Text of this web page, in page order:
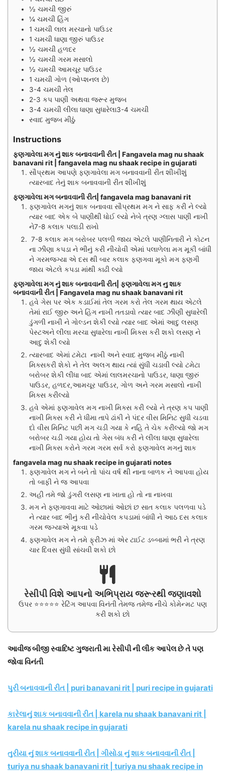
½ ચમચી જીરું
¼ ચમચી હિંગ
1 ચમચી લાલ મરચાનો પાઉડર
1 ચમચી ધાણા જીરું પાઉડર
½ ચમચી હળદર
½ ચમચી ગરમ મસાલો
½ ચમચી આમચૂર પાઉડર
1 ચમચી ગોળ (ઓપ્શનલ છે)
3-4 ચમચી તેલ
2-3 કપ પાણી અથવા જરૂર મુજબ
3-4 ચમચી લીલા ધાણા સુધારેલા3-4 ચમચી
સ્વાદ મુજબ મીઠું
Instructions
ફણગાવેલા મગ નું શાક બનાવવાની રીત | Fangavela mag nu shaak
banavani rit | fangavela mag nu shaak recipe in gujarati
સૌપ્રથમ આપણે ફણગાવેલા મગ બનાવવાની રીત શીખીશું
ત્યારબાદ તેનું શાક બનાવવાની રીત શીખીશું
ફણગાવેલા મગ બનાવવાની રીત| fangavela mag banavani rit
ફણગાવેલ મગનું શાક બનાવવા સૌપ્રથમ મગ ને સાફ કરી ને લ્યો
ત્યાર બાદ એક બે પાણીથી ધોઈ લ્યો નેબે ત્રણ ગ્લાસ પાણી નાખી
ને7-8 કલાક પલાડી રાખો
7-8 કલાક મગ બરોબર પલળી જાય એટલે પાણીનિતારી ને કોટન
ના ઝીણા કપડા ને ભીનું કરી નીચોવી એમાં પલાળેલા મગ મૂકી બાંધી
ને ગરમજગ્યા એ દસ થી બાર કલાક ફણગવા મૂકો મગ ફણગી
જાય એટલે કપડા માંથી કાઢી લ્યો
ફણગાવેલા મગ નું શાક બનાવવાની રીત| ફણગાવેલા મગ નુ શાક
બનાવવાની રીત | Fangavela mag nu shaak banavani rit
હવે ગેસ પર એક કડાઈમાં તેલ ગરમ કરો તેલ ગરમ થાય એટલે
તેમાં રાઈ જીરુ અને હિંગ નાખી તતડાવો ત્યાર બાદ ઝીણી સુધારેલી
ડુંગળી નાખી ને ગોલ્ડન શેકી લ્યો ત્યાર બાદ એમાં આદુ લસણ
પેસ્ટઅને લીલા મરચા સુધારેલા નાખી મિક્સ કરી શકો લસણ ને
આદુ શેકી લ્યો
ત્યારબાદ એમાં ટમેટા નાખી અને સ્વાદ મુજબ મીઠું નાખી
મિક્સકરી શેકો ને તેલ અલગ થાય ત્યાં સુંધી ચડાવી લ્યો ટમેટા
બરોબર શેકી લીધા બાદ એમાં લાલમરચાનો પાઉડર, ધાણા જીરું
પાઉડર, હળદર,આમચૂર પાઉડર, ગોળ અને ગરમ મસાલો નાખી
મિક્સ કરીલ્યો
હવે એમાં ફણગાવેલ મગ નાખી મિક્સ કરી લ્યો ને ત્રણ કપ પાણી
નાખી મિક્સ કરી ને ધીમા તાપે ઢાંકી ને પંદર વીસ મિનિટ સુધી ચડવા
દો વીસ મિનિટ પછી મગ ચડી ગયા કે નહિ તે ચેક કરીલ્યો જો મગ
બરોબર ચડી ગયા હોય તો ગેસ બંધ કરી ને લીલા ધાણા સુધારેલા
નાખી મિક્સ કરોને ગરમ ગરમ સર્વ કરો ફણગાવેલ મગનું શાક
fangavela mag nu shaak recipe in gujarati notes
ફણગાવેલ મગ ને બને તો પાંચ વર્ષ થી નાના બાળક ને આપવા હોય
તો બાફી ને જ આપવા
અહી તમે જો ડુંગરી લસણ ના ખાતા હો તો ના નાખવા
મગ ને ફણગાવવા માટે ઓછામાં ઓછાં છ સાત કલાક પલળવા પડે
ને ત્યાર બાદ ભીનું કરી નીચોવેલ કપડામાં બાંધી ને આઠ દસ કલાક
ગરમ જગ્યાએ મૂકવા પડે
ફણગાવેલ મગ ને તમે ફ્રીઝ માં એર ટાઈટ ડબ્બામાં ભરી ને ત્રણ
ચાર દિવસ સુંધી સાંચવી શકો છો
રેસીપી વિશે આપનો અભિપ્રાય જરૂરથી જણાવશો
ઉપર ⭐⭐⭐⭐⭐ રેટિંગ આપવા વિનંતી તેમજ તમેજ નીચે કોમેન્મટ પણ
કરી શકો છો
આવીજ બીજી સ્વાદિષ્ટ ગુજરાતી મા રેસીપી ની લીંક આપેલ છે તે પણ
જોવા વિનંતી
પુરી બનાવવાની રીત | puri banavani rit | puri recipe in gujarati
કારેલાનું શાક બનાવવાની રીત | karela nu shaak banavani rit |
karela nu shaak recipe in gujarati
તુરીયા નું શાક બનાવવાની રીત | ગીસોડા નું શાક બનાવવાની રીત |
turiya nu shaak banavani rit | turiya nu shaak recipe in